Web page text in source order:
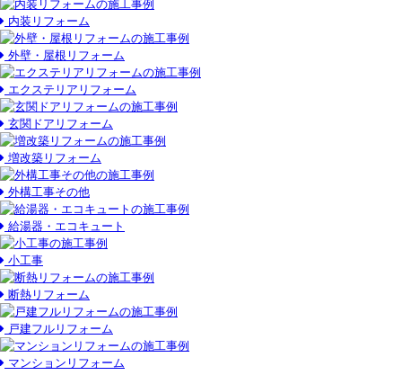
内装リフォーム
外壁・屋根リフォーム
エクステリアリフォーム
玄関ドアリフォーム
増改築リフォーム
外構工事その他
給湯器・エコキュート
小工事
断熱リフォーム
戸建フルリフォーム
マンションリフォーム